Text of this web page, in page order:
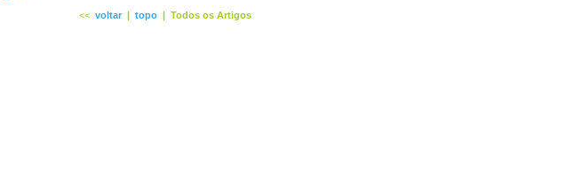
<< voltar | topo | Todos os Artigos